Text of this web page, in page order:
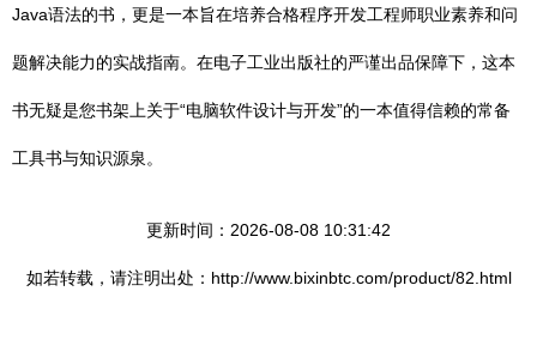
Java语法的书，更是一本旨在培养合格程序开发工程师职业素养和问
题解决能力的实战指南。在电子工业出版社的严谨出品保障下，这本
书无疑是您书架上关于“电脑软件设计与开发”的一本值得信赖的常备
工具书与知识源泉。
更新时间：2026-08-08 10:31:42
如若转载，请注明出处：http://www.bixinbtc.com/product/82.html